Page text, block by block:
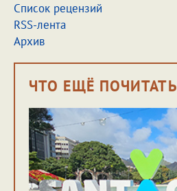
Список рецензий
RSS-лента
Архив
ЧТО ЕЩЁ ПОЧИТАТЬ